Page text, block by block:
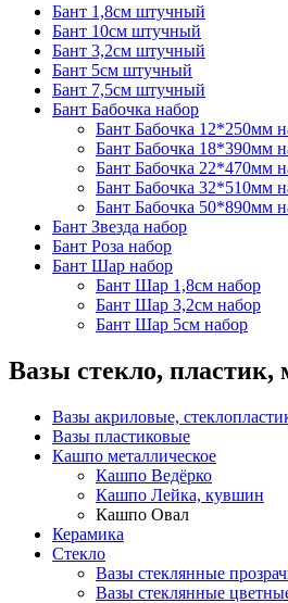
Бант 1,8см штучный
Бант 10см штучный
Бант 3,2см штучный
Бант 5см штучный
Бант 7,5см штучный
Бант Бабочка набор
Бант Бабочка 12*250мм
Бант Бабочка 18*390мм
Бант Бабочка 22*470мм
Бант Бабочка 32*510мм
Бант Бабочка 50*890мм
Бант Звезда набор
Бант Роза набор
Бант Шар набор
Бант Шар 1,8см набор
Бант Шар 3,2см набор
Бант Шар 5см набор
Вазы стекло, пластик,
Вазы акриловые,
Вазы пластиковые
Кашпо металлическое
Кашпо Ведёрко
Кашпо Лейка, кувшин
Кашпо Овал
Керамика
Стекло
Вазы стеклянные
Вазы стеклянные